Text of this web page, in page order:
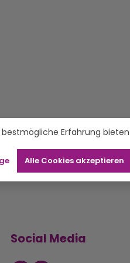
Social Media
Erfahrung
Alle Cookies akzeptieren